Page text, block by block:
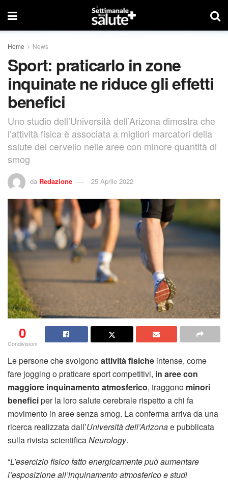
Home News
Sport: praticarlo in zone
inquinate ne riduce gli effetti
benefici
Uno studio dell’Università dell’Arizona dimostra che
l’attività fisica è associata a migliori marcatori della
salute del cervello nelle aree con minore quantità di
smog
da Redazione 25 Aprile 2022
0
Condivisioni
Le persone che svolgonoattività fisiche intense, come
fare jogging o praticare sport competitivi, in aree con
maggiore inquinamento atmosferico, traggono minori
beneficiper la loro salute cerebrale rispetto a chi fa
movimento in aree senza smog. La conferma arriva da una
ricerca realizzata dall’Università dell’Arizonae pubblicata
sulla rivista scientificaNeurology.
“L’esercizio fisico fatto energicamente può aumentare
l’esposizione all’inquinamento atmosferico e studi